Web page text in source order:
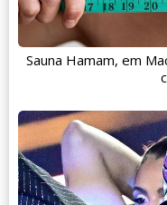
Sauna Hamam, em